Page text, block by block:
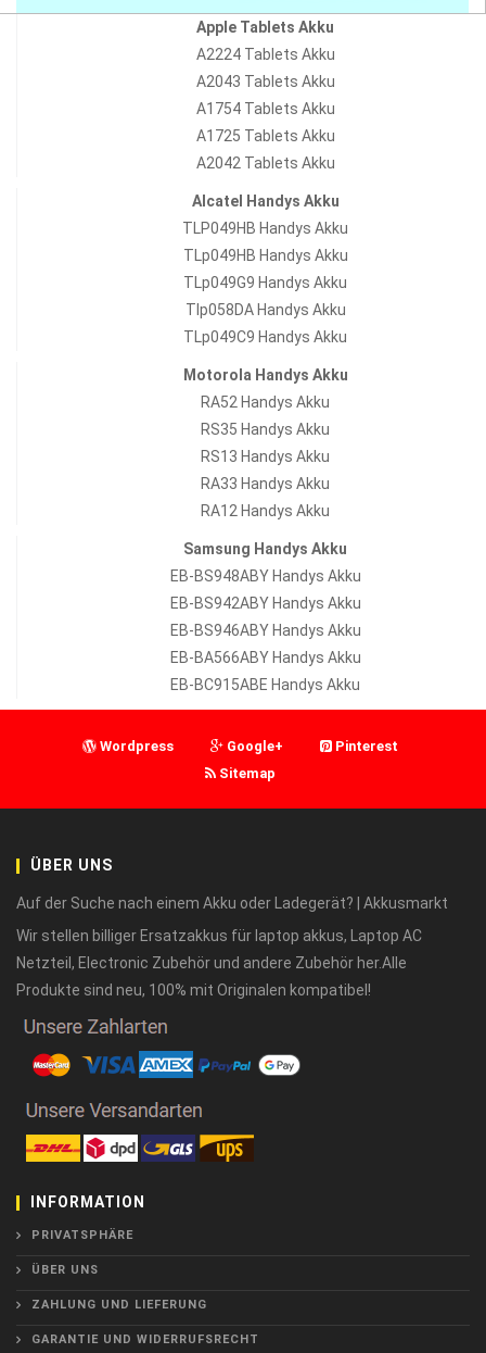
Apple Tablets Akku
A2224 Tablets Akku
A2043 Tablets Akku
A1754 Tablets Akku
A1725 Tablets Akku
A2042 Tablets Akku
Alcatel Handys Akku
TLP049HB Handys Akku
TLp049HB Handys Akku
TLp049G9 Handys Akku
Tlp058DA Handys Akku
TLp049C9 Handys Akku
Motorola Handys Akku
RA52 Handys Akku
RS35 Handys Akku
RS13 Handys Akku
RA33 Handys Akku
RA12 Handys Akku
Samsung Handys Akku
EB-BS948ABY Handys Akku
EB-BS942ABY Handys Akku
EB-BS946ABY Handys Akku
EB-BA566ABY Handys Akku
EB-BC915ABE Handys Akku
Wordpress Google+
Pinterest
Sitemap
ÜBER UNS
Auf der Suche nach einem Akku oder Ladegerät? | Akkusmarkt
Wir stellen billiger Ersatzakkus für laptop akkus, Laptop AC
Netzteil, Electronic Zubehör und andere Zubehör her.Alle
Produkte sind neu, 100% mit Originalen kompatibel!
INFORMATION
PRIVATSPHÄRE
ÜBER UNS
ZAHLUNG UND LIEFERUNG
GARANTIE UND WIDERRUFSRECHT